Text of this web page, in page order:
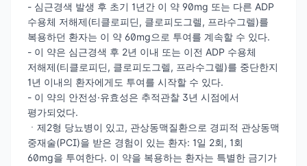
- 심근경색 발생 후 초기 1년간 이 약 90mg 또는 다른 ADP
수용체 저해제(티클로피딘, 클로피도그렐, 프라수그렐)를
복용하던 환자는 이 약 60mg으로 투여를 계속할 수 있다.
- 이 약은 심근경색 후 2년 이내 또는 이전 ADP 수용체
저해제(티클로피딘, 클로피도그렐, 프라수그렐)를 중단한지
1년 이내의 환자에게도 투여를 시작할 수 있다.
- 이 약의 안전성·유효성은 추적관찰 3년 시점에서
평가되었다.
ㆍ제2형 당뇨병이 있고, 관상동맥질환으로 경피적 관상동맥
중재술(PCI)을 받은 경험이 있는 환자: 1일 2회, 1회
60mg을 투여한다. 이 약을 복용하는 환자는 특별한 금기가